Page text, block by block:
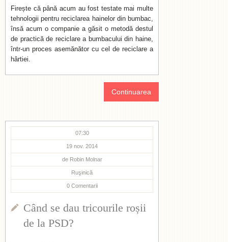
Firește că până acum au fost testate mai multe
tehnologii pentru reciclarea hainelor din bumbac,
însă acum o companie a găsit o metodă destul
de practică de reciclare a bumbacului din haine,
într-un proces asemănător cu cel de reciclare a
hârtiei.
Continuarea
07:30
19 nov. 2014
de Robin Molnar
Ruşinică
0 Comentarii
Când se dau tricourile roșii
de la PSD?